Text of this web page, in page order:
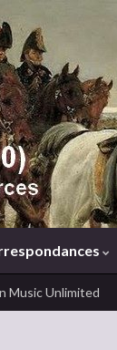
Music Unlimited